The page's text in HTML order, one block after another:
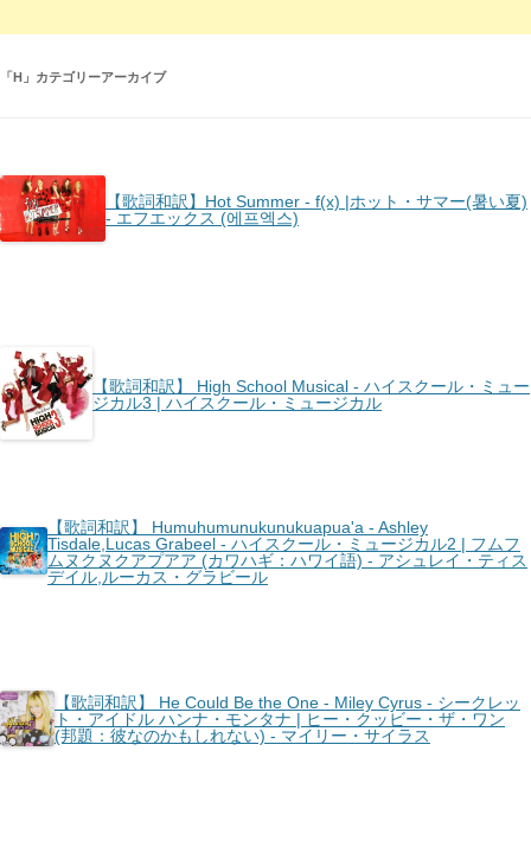
「H 」カテゴリーアーカイブ
【歌詞和訳】Hot Summer - ​f(x) |ホット・サマー(暑い夏)
- エフエックス (에프엑스)
【歌詞和訳】 High School Musical - ハイスクール・ミュー
ジカル3 | ハイスクール・ミュージカル
【歌詞和訳】 Humuhumunukunukuapua'a - Ashley
Tisdale,Lucas Grabeel - ハイスクール・ミュージカル2 | フムフ
ムヌクヌクアプアア (カワハギ：ハワイ語) - アシュレイ・ティス
デイル,ルーカス・グラビール
【歌詞和訳】 He Could Be the One - Miley Cyrus - シークレッ
ト・アイドル ハンナ・モンタナ | ヒー・クッビー・ザ・ワン
(邦題：彼なのかもしれない) - マイリー・サイラス